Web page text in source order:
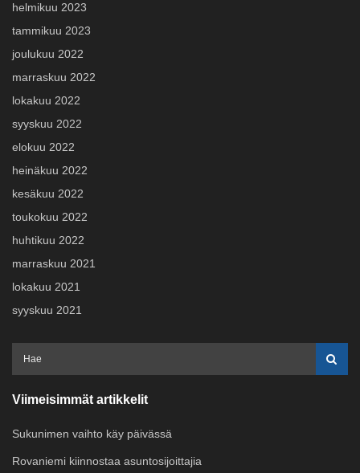
helmikuu 2023
tammikuu 2023
joulukuu 2022
marraskuu 2022
lokakuu 2022
syyskuu 2022
elokuu 2022
heinäkuu 2022
kesäkuu 2022
toukokuu 2022
huhtikuu 2022
marraskuu 2021
lokakuu 2021
syyskuu 2021
Viimeisimmät artikkelit
Sukunimen vaihto käy päivässä
Rovaniemi kiinnostaa asuntosijoittajia